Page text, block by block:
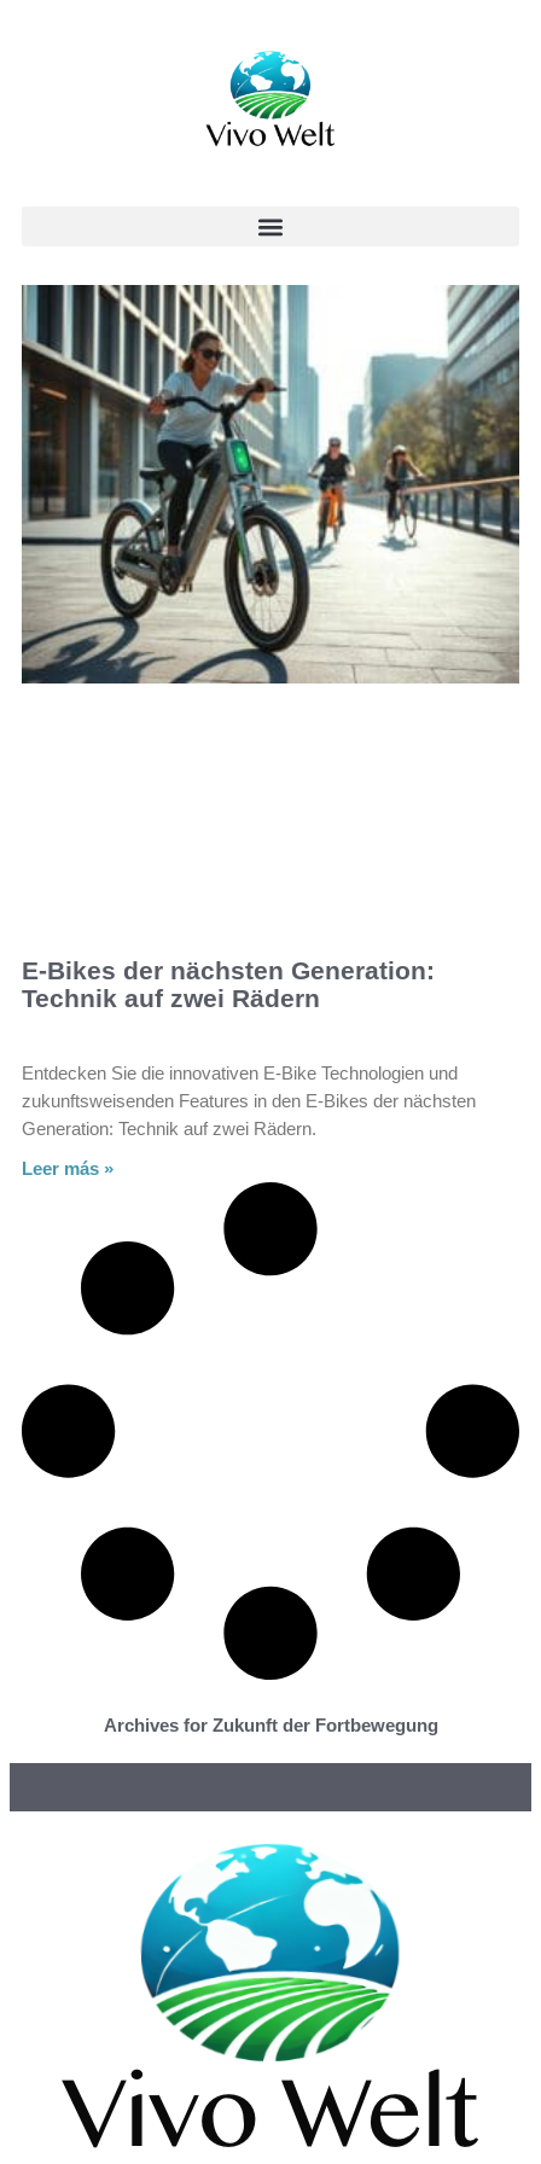
E-Bikes der nächsten Generation:
Technik auf zwei Rädern
Entdecken Sie die innovativen E-Bike Technologien und
zukunftsweisenden Features in den E-Bikes der nächsten
Generation: Technik auf zwei Rädern.
Leer más »
Archives for Zukunft der Fortbewegung